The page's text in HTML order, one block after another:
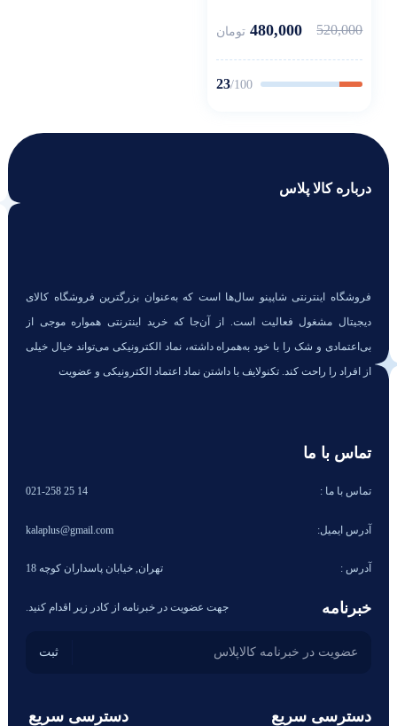
520,000
480,000 تومان
23/100
درباره کالا پلاس
فروشگاه اینترنتی شاپینو سال‌ها است که به‌عنوان بزرگترین فروشگاه کالای
دیجیتال مشغول فعالیت است. از آن‌جا که خرید اینترنتی همواره موجی از
بی‌اعتمادی و شک را با خود به‌همراه داشته، نماد الکترونیکی می‌تواند خیال خیلی
از افراد را راحت کند. تکنولایف با داشتن نماد اعتماد الکترونیکی و عضویت
دسترسی سریع
تماس با ما
تماس با ما : 14 25 021-258
آدرس ایمیل: kalaplus@gmail.com
آدرس : تهران, خیابان پاسداران کوچه 18
خبرنامه جهت عضویت در خبرنامه از کادر زیر اقدام کنید.
دسترسی سریع